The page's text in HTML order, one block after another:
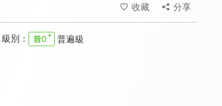
收藏 分享
級別： 普遍級